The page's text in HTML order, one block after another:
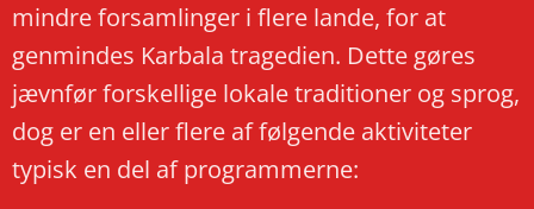
mindre forsamlinger i flere lande, for at
genmindes Karbala tragedien. Dette gøres
jævnfør forskellige lokale traditioner og sprog,
dog er en eller flere af følgende aktiviteter
typisk en del af programmerne: